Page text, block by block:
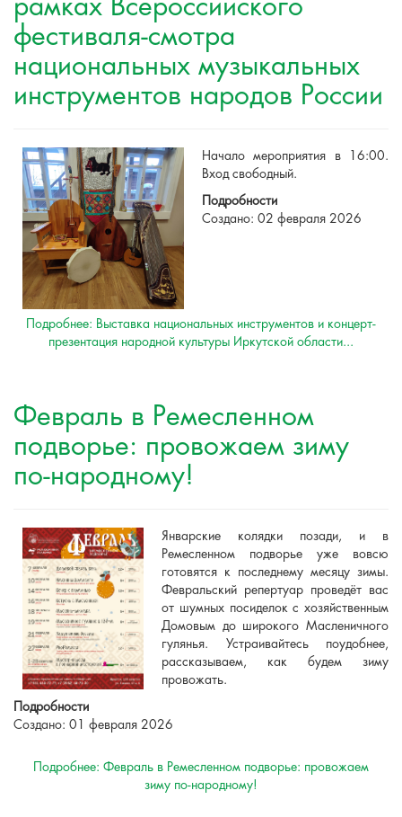
рамках Всероссийского
фестиваля-смотра
национальных музыкальных
инструментов народов России
Начало мероприятия в 16:00.
Вход свободный.
Подробности
Создано: 02 февраля 2026
Подробнее: Выставка национальных инструментов и концерт-
презентация народной культуры Иркутской области...
Февраль в Ремесленном
подворье: провожаем зиму
по-народному!
Январские колядки позади, и в
Ремесленном подворье уже вовсю
готовятся к последнему месяцу зимы.
Февральский репертуар проведёт вас
от шумных посиделок с хозяйственным
Домовым до широкого Масленичного
гулянья. Устраивайтесь поудобнее,
рассказываем, как будем зиму
провожать.
Подробности
Создано: 01 февраля 2026
Подробнее: Февраль в Ремесленном подворье: провожаем
зиму по-народному!